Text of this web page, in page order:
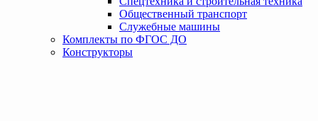
Общественный транспорт
Служебные машины
Комплекты по ФГОС ДО
Конструкторы